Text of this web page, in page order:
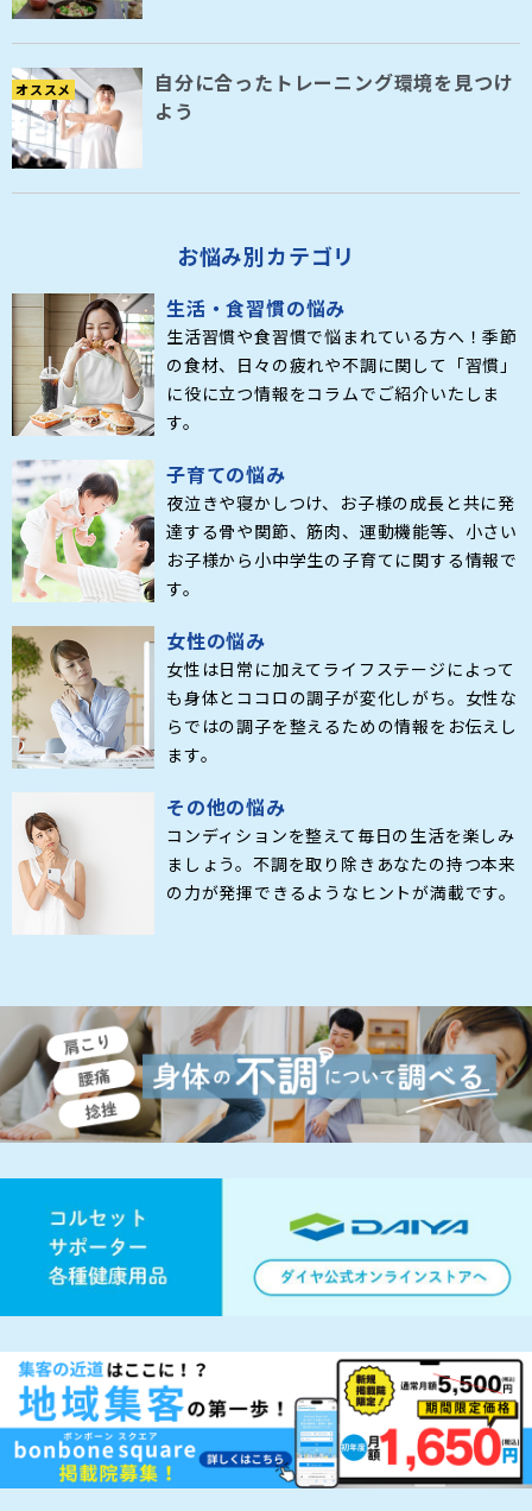
オススメ
自分に合ったトレーニング環境を見つけ
よう
お悩み別カテゴリ
生活・食習慣の悩み
生活習慣や食習慣で悩まれている方へ！季節
の食材、日々の疲れや不調に関して「習慣」
に役に立つ情報をコラムでご紹介いたしま
す。
子育ての悩み
夜泣きや寝かしつけ、お子様の成長と共に発
達する骨や関節、筋肉、運動機能等、小さい
お子様から小中学生の子育てに関する情報で
す。
女性の悩み
女性は日常に加えてライフステージによって
も身体とココロの調子が変化しがち。女性な
らではの調子を整えるための情報をお伝えし
ます。
その他の悩み
コンディションを整えて毎日の生活を楽しみ
ましょう。不調を取り除きあなたの持つ本来
の力が発揮できるようなヒントが満載です。